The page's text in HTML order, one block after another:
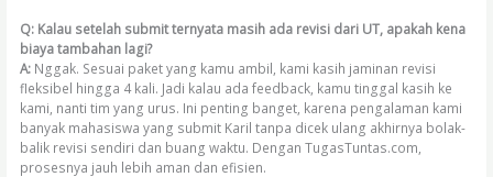
Q: Kalau setelah submit ternyata masih ada revisi dari UT, apakah kena
biaya tambahan lagi?
A: Nggak. Sesuai paket yang kamu ambil, kami kasih jaminan revisi
fleksibel hingga 4 kali. Jadi kalau ada feedback, kamu tinggal kasih ke
kami, nanti tim yang urus. Ini penting banget, karena pengalaman kami
banyak mahasiswa yang submit Karil tanpa dicek ulang akhirnya bolak-
balik revisi sendiri dan buang waktu. Dengan TugasTuntas.com,
prosesnya jauh lebih aman dan efisien.